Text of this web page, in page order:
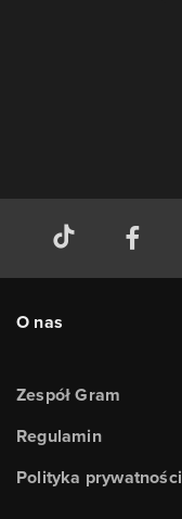
O nas
Zespół Gram
Regulamin
Polityka prywatności